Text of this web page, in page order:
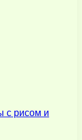
с рисом и